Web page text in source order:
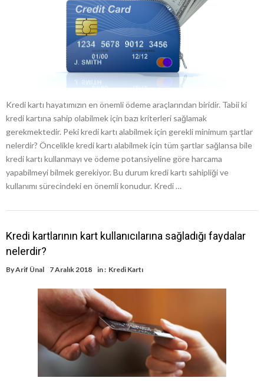
Kredi kartı hayatımızın en önemli ödeme araçlarından biridir. Tabii ki
kredi kartına sahip olabilmek için bazı kriterleri sağlamak
gerekmektedir. Peki kredi kartı alabilmek için gerekli minimum şartlar
nelerdir? Öncelikle kredi kartı alabilmek için tüm şartlar sağlansa bile
kredi kartı kullanmayı ve ödeme potansiyeline göre harcama
yapabilmeyi bilmek gerekiyor. Bu durum kredi kartı sahipliği ve
kullanımı sürecindeki en önemli konudur. Kredi …
Kredi kartlarının kart kullanıcılarına sağladığı faydalar
nelerdir?
ByArif Ünal 7 Aralık 2018 in : Kredi Kartı